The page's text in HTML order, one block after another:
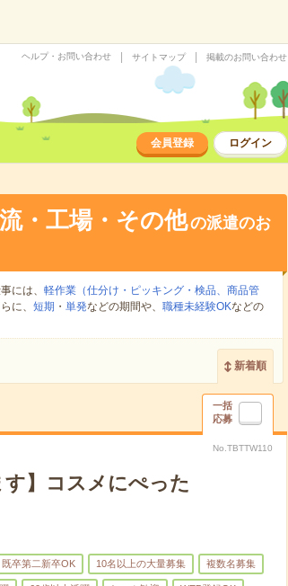
ヘルプ・お問い合わせ サイトマップ 掲載のお問い合わせ
会員登録 ログイン
・工場・その他の派遣のお
には、 軽作業（仕分け・ピッキング・検品、商品管
に、 短期 ・ 単発などの期間や、 職種未経験OKなどの
新着順
一括
応募
No.TBTTW110
】コスメにぺった
既卒第二新卒OK 10名以上の大量募集 複数名募集